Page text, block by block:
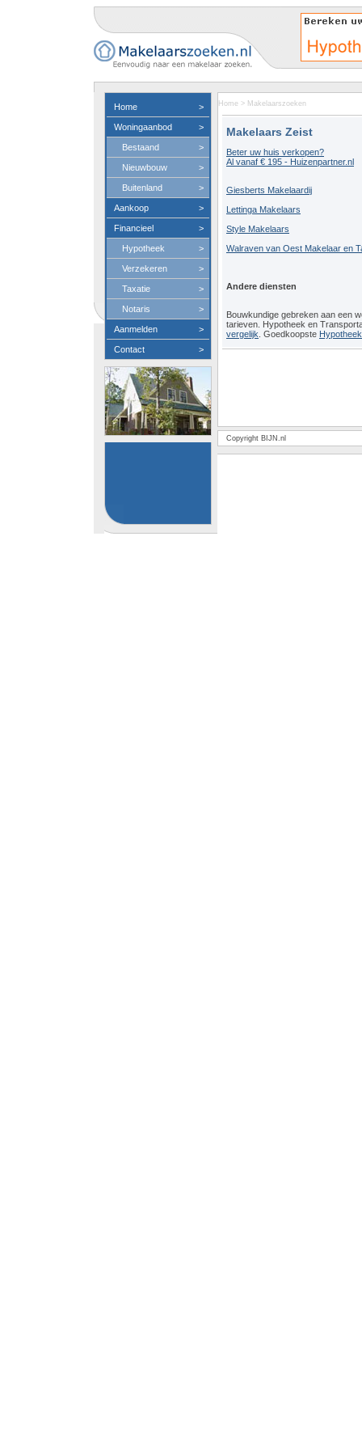
Home >
Woningaanbod >
Bestaand >
Nieuwbouw >
Buitenland >
Aankoop >
Financieel >
Hypotheek >
Verzekeren >
Taxatie >
Notaris >
Aanmelden >
Contact >
Home > Makelaarszoeken
Makelaars Zeist
Beter uw huis verkopen?
Al vanaf € 195 - Huizenpartner.nl
Giesberts Makelaardij
Lettinga Makelaars
Style Makelaars
Walraven van Oest Makelaar en
Andere diensten
Bouwkundige gebreken aan een
tarieven. Hypotheek en
vergelijk . Goedkoopste
Copyright BIJN.nl